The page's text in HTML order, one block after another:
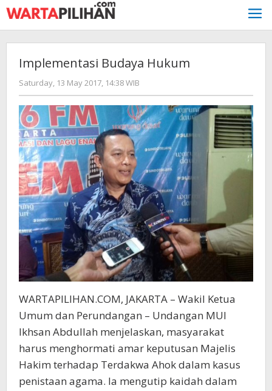
Skip
to
content
Implementasi Budaya Hukum
Saturday, 13 May 2017, 14:38 WIB
redaksi
WARTAPILIHAN.COM, JAKARTA – Wakil Ketua
Umum dan Perundangan – Undangan MUI
Ikhsan Abdullah menjelaskan, masyarakat
harus menghormati amar keputusan Majelis
Hakim terhadap Terdakwa Ahok dalam kasus
penistaan agama. Ia mengutip kaidah dalam